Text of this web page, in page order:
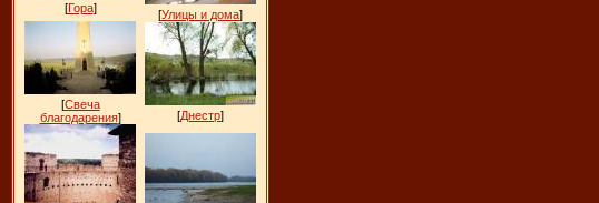
[Гора] [Улицы и дома]
[Свеча
благодарения] [Днестр]